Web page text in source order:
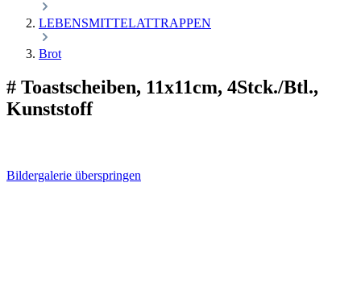
LEBENSMITTELATTRAPPEN
Brot
# Toastscheiben, 11x11cm, 4Stck./Btl.,
Kunststoff
Bildergalerie überspringen